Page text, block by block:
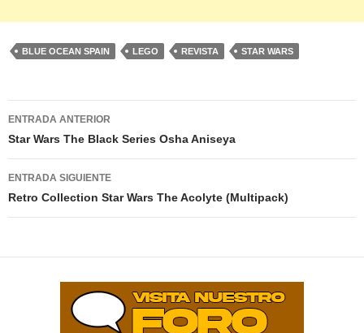
BLUE OCEAN SPAIN LEGO REVISTA STAR WARS
Navegación
de
entradas
ENTRADA ANTERIOR
Star Wars The Black Series Osha Aniseya
ENTRADA SIGUIENTE
Retro Collection Star Wars The Acolyte (Multipack)